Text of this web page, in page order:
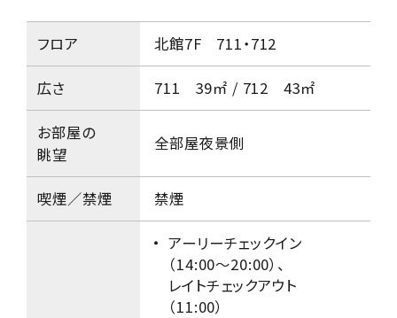
フロア 北館7F 711・712
広さ 711 39㎡ / 712 43㎡
お部屋の
眺望
全部屋夜景側
喫煙／禁煙 禁煙
アーリーチェックイン
（14:00～20:00）、
レイトチェックアウト
（11:00）